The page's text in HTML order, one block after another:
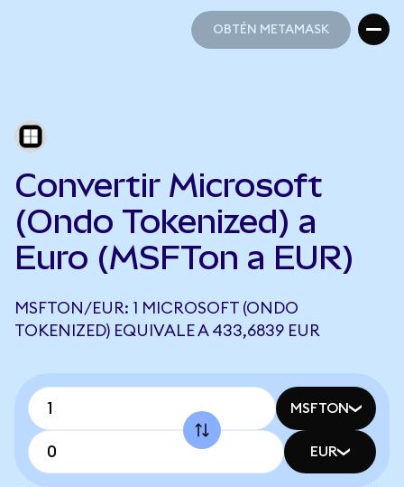
OBTÉN METAMASK
Convertir Microsoft
(Ondo Tokenized) a
Euro (MSFTon a EUR)
MSFTON/EUR: 1 MICROSOFT (ONDO
TOKENIZED) EQUIVALE A 433,6839 EUR
MSFTON
EUR